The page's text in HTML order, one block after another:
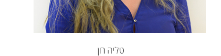
טליה חן